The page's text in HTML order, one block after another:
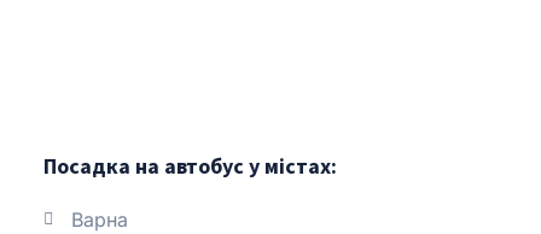
Посадка на автобус у містах:
Варна